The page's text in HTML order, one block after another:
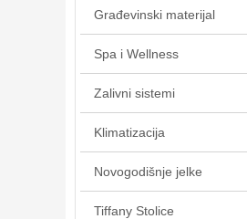
Građevinski materijal
Spa i Wellness
Zalivni sistemi
Klimatizacija
Novogodišnje jelke
Tiffany Stolice